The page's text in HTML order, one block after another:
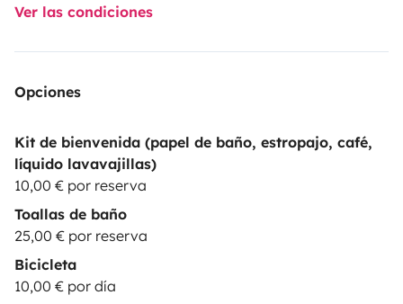
Ver las condiciones
Opciones
Kit de bienvenida (papel de baño, estropajo, café,
líquido lavavajillas)
10,00 € por reserva
Toallas de baño
25,00 € por reserva
Bicicleta
10,00 € por día